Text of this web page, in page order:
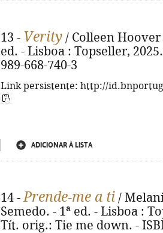
13 - Verity / Colleen Hoover
ed. - Lisboa : Topseller,
989-668-740-3
Link persistente: http://
ADICIONAR À LISTA
14 -Prende-me a ti /
Semedo. - 1ª ed. - Lisboa :
Tít. orig.: Tie me down. -